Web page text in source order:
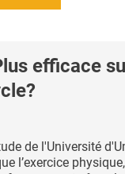
efficace
de l'Université
l’exercice physique,